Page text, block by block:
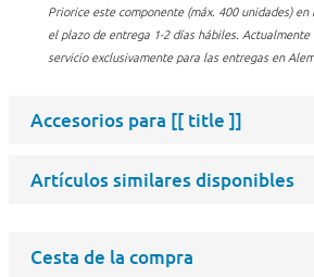
Priorice este componente (máx. 400 unidades)
el plazo de entrega 1-2 días hábiles.
servicio exclusivamente para las entregas en
Accesorios para [[ title ]]
Artículos similares disponibles
Cesta de la compra